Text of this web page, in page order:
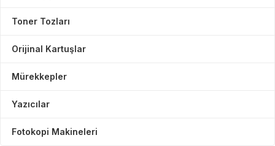
Toner Tozları
Orijinal Kartuşlar
Mürekkepler
Yazıcılar
Fotokopi Makineleri